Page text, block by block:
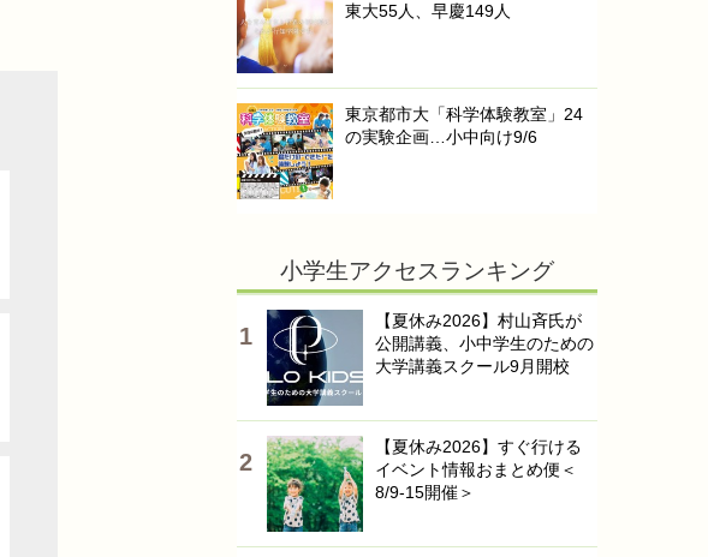
東大55人、早慶149人
東京都市大「科学体験教室」24
の実験企画…小中向け9/6
小学生アクセスランキング
【夏休み2026】村山斉氏が
公開講義、小中学生のための
大学講義スクール9月開校
【夏休み2026】すぐ行ける
イベント情報おまとめ便＜
8/9-15開催＞